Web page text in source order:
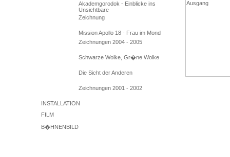
Akademgorodok - Einblicke ins
Unsichtbare
Zeichnung
Mission Apollo 18 - Frau im Mond
Zeichnungen 2004 - 2005
Schwarze Wolke, Gr�ne Wolke
Die Sicht der Anderen
Zeichnungen 2001 - 2002
INSTALLATION
FILM
B�HNENBILD